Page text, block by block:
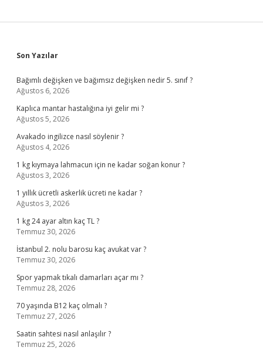
Sidebar
Son Yazılar
Bağımlı değişken ve bağımsız değişken nedir 5. sınıf ?
Ağustos 6, 2026
Kaplıca mantar hastalığına iyi gelir mi ?
Ağustos 5, 2026
Avakado ingilizce nasıl söylenir ?
Ağustos 4, 2026
1 kg kıymaya lahmacun için ne kadar soğan konur ?
Ağustos 3, 2026
1 yıllık ücretli askerlik ücreti ne kadar ?
Ağustos 3, 2026
1 kg 24 ayar altın kaç TL ?
Temmuz 30, 2026
İstanbul 2. nolu barosu kaç avukat var ?
Temmuz 30, 2026
Spor yapmak tıkalı damarları açar mı ?
Temmuz 28, 2026
70 yaşında B12 kaç olmalı ?
Temmuz 27, 2026
Saatin sahtesi nasıl anlaşılır ?
Temmuz 25, 2026